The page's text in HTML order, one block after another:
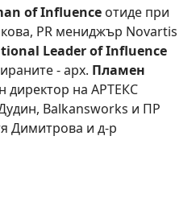
of Influence отиде при
PR мениджър Novartis
Leader of Influence
- арх. Пламен
директор на АРТЕКС
Balkansworks и ПР
Димитрова и д-р